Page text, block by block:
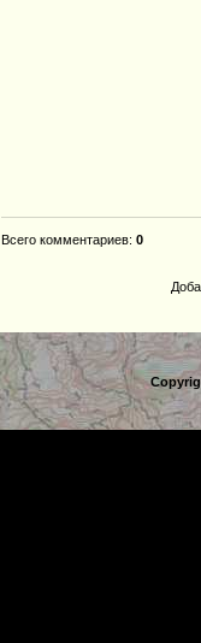
Всего комментариев: 0